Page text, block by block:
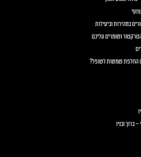
במהירות וביעילות
ושומרים עליכם
החלפת שמשות לשופל?
ובניו